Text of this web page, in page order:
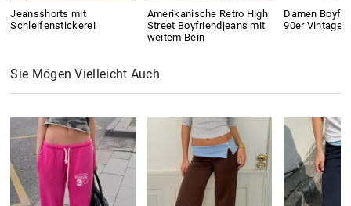
Jeansshorts mit
Schleifenstickerei
Amerikanische Retro High
Street Boyfriendjeans mit
weitem Bein
Damen
90er Vintage
Sie Mögen Vielleicht Auch